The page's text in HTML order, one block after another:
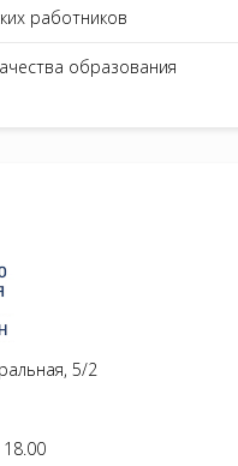
работников
образования
5/2